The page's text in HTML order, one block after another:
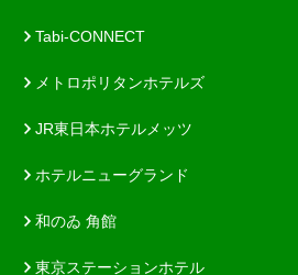
Tabi-CONNECT
メトロポリタンホテルズ
JR東日本ホテルメッツ
ホテルニューグランド
和のゐ 角館
東京ステーションホテル